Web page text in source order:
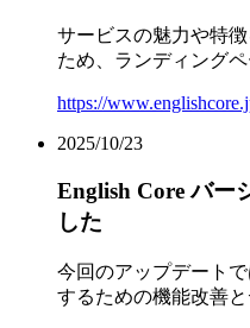
サービスの魅力や特
ため、ランディング
https://
2025/10/23
English Core バー
した
今回のアップデート
するための機能改善